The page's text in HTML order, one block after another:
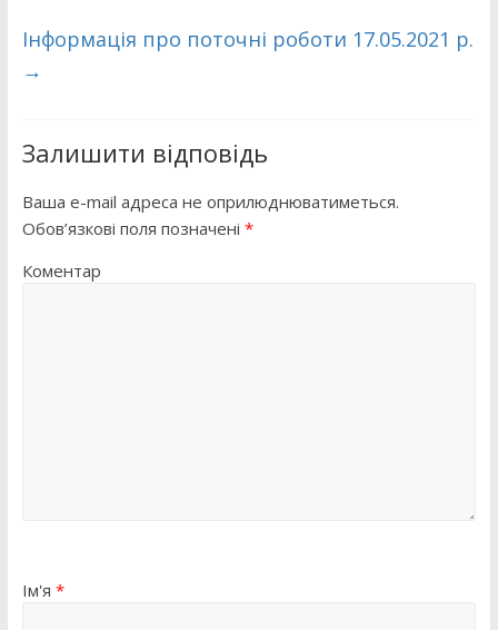
Інформація про поточні роботи 17.05.2021 р.
→
Залишити відповідь
Ваша e-mail адреса не оприлюднюватиметься.
Обов’язкові поля позначені *
Коментар
Ім'я *